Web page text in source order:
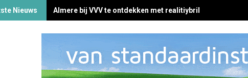
Nieuws Almere bij VVV te ontdekken met realitiybril